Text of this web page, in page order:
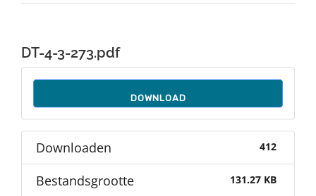
Auteurs
Over Dth
DT-4-3-273.pdf
DOWNLOAD
Downloaden 412
Bestandsgrootte 131.27 KB